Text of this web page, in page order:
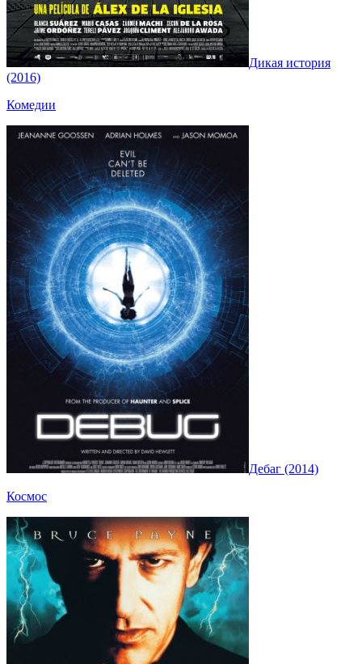
Дикая история
(2016)
Комедии
Дебаг (2014)
Космос